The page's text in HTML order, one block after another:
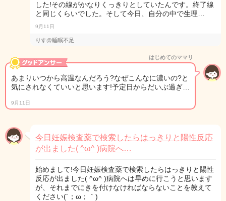
した!その線がかなりくっきりとしていたんです。終了線
と同じくらいでした。そして今日、自分の中で生理…
9月11日
りす@睡眠不足
はじめてのママリ
あまりいつから高温なんだろう?なぜこんなに濃いの?と
気にされなくていいと思います!予定日からだいぶ過ぎ…
9月11日
今日妊娠検査薬で検索したらはっきりと陽性反応
が出ました( ^ω^ )病院へ…
始めまして!今日妊娠検査薬で検索したらはっきりと陽性
反応が出ました( ^ω^ )病院へは早めに行こうと思います
が、それまでにきを付けなければならないことを教えて
ください(´；ω；｀)